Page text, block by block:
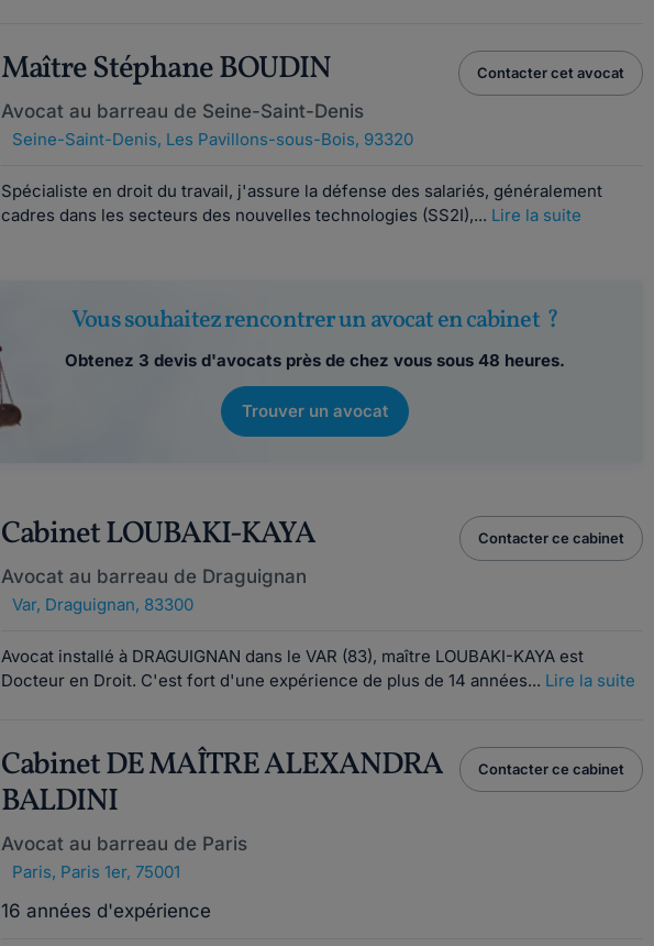
Maître Stéphane BOUDIN
Avocat au barreau de Seine-Saint-Denis
Seine-Saint-Denis, Les Pavillons-sous-Bois, 93320
Contacter cet avocat
Spécialiste en droit du travail, j'assure la défense des salariés, généralement
cadres dans les secteurs des nouvelles technologies (SS2I),... Lire la suite
Vous souhaitez rencontrer un avocat en cabinet ?
Obtenez 3 devis d'avocats près de chez vous sous 48 heures.
Trouver un avocat
Cabinet LOUBAKI-KAYA
Avocat au barreau de Draguignan
Var, Draguignan, 83300
Contacter ce cabinet
Avocat installé à DRAGUIGNAN dans le VAR (83), maître LOUBAKI-KAYA est
Docteur en Droit. C'est fort d'une expérience de plus de 14 années... Lire la suite
Cabinet DE MAÎTRE ALEXANDRA
BALDINI
Avocat au barreau de Paris
Paris, Paris 1er, 75001
16 années d'expérience
Contacter ce cabinet